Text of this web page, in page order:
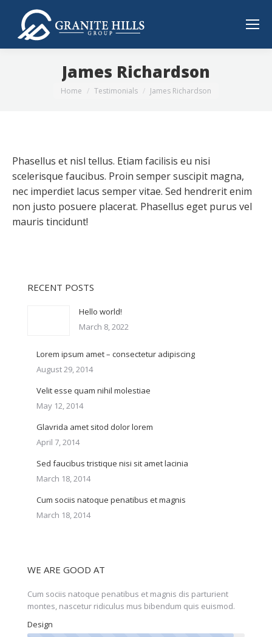
James Richardson
You are here:
Home Testimonials James Richardson
Phasellus et nisl tellus. Etiam facilisis eu nisi
scelerisque faucibus. Proin semper suscipit magna,
nec imperdiet lacus semper vitae. Sed hendrerit enim
non justo posuere placerat. Phasellus eget purus vel
mauris tincidunt!
RECENT POSTS
Hello world!
March 8, 2022
Lorem ipsum amet – consectetur adipiscing
August 29, 2014
Velit esse quam nihil molestiae
May 12, 2014
Glavrida amet sitod dolor lorem
April 7, 2014
Sed faucibus tristique nisi sit amet lacinia
March 18, 2014
Cum sociis natoque penatibus et magnis
March 18, 2014
WE ARE GOOD AT
Cum sociis natoque penatibus et magnis dis parturient
montes, nascetur ridiculus mus bibendum quis euismod.
Design